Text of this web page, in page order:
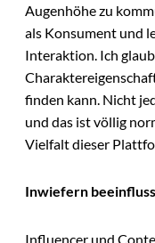
Augenhöhe zu
als Konsument und
Interaktion. Ich
finden kann. Nicht
und das ist völlig
Vielfalt dieser
Inwiefern
Influencer und